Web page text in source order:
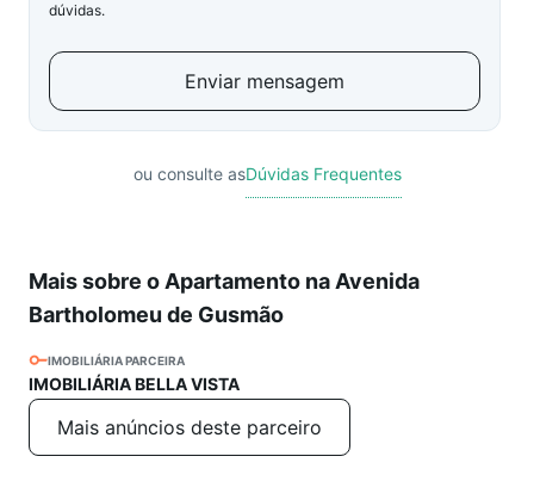
dúvidas.
Enviar mensagem
ou consulte asDúvidas Frequentes
Mais sobre o Apartamento na Avenida
Bartholomeu de Gusmão
IMOBILIÁRIA PARCEIRA
IMOBILIÁRIA BELLA VISTA
Mais anúncios deste parceiro